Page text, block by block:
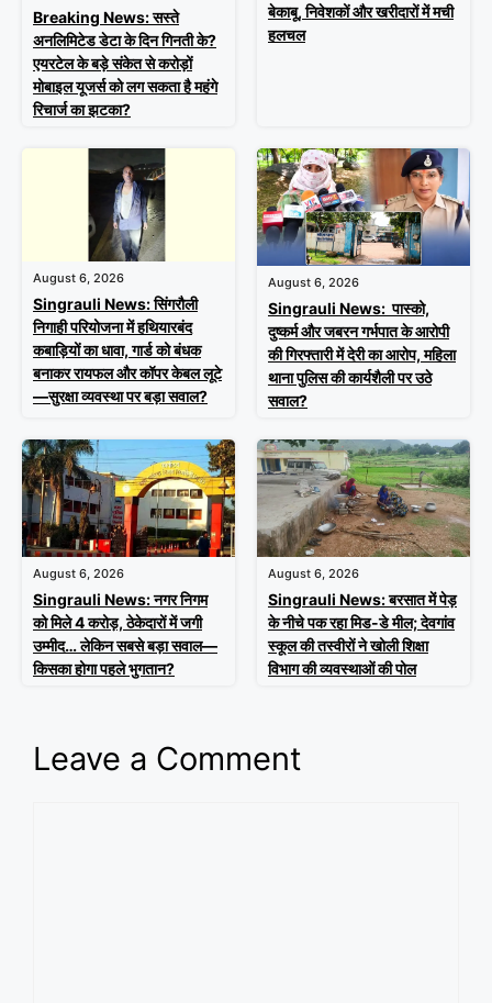
Breaking News: सस्ते
अनलिमिटेड डेटा के दिन गिनती के?
एयरटेल के बड़े संकेत से करोड़ों
मोबाइल यूजर्स को लग सकता है महंगे
रिचार्ज का झटका?
बेकाबू, निवेशकों और खरीदारों में मची
हलचल
August 6, 2026
Singrauli News: सिंगरौली
निगाही परियोजना में हथियारबंद
कबाड़ियों का धावा, गार्ड को बंधक
बनाकर रायफल और कॉपर केबल लूटे
—सुरक्षा व्यवस्था पर बड़ा सवाल?
August 6, 2026
Singrauli News: पास्को,
दुष्कर्म और जबरन गर्भपात के आरोपी
की गिरफ्तारी में देरी का आरोप, महिला
थाना पुलिस की कार्यशैली पर उठे
सवाल?
August 6, 2026
Singrauli News: नगर निगम
को मिले 4 करोड़, ठेकेदारों में जगी
उम्मीद… लेकिन सबसे बड़ा सवाल—
किसका होगा पहले भुगतान?
August 6, 2026
Singrauli News: बरसात में पेड़
के नीचे पक रहा मिड-डे मील; देवगांव
स्कूल की तस्वीरों ने खोली शिक्षा
विभाग की व्यवस्थाओं की पोल
Leave a Comment